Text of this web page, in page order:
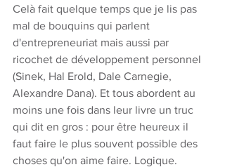
Celà fait quelque temps que je lis pas
mal de bouquins qui parlent
d'entrepreneuriat mais aussi par
ricochet de développement personnel
(Sinek, Hal Erold, Dale Carnegie,
Alexandre Dana). Et tous abordent au
moins une fois dans leur livre un truc
qui dit en gros : pour être heureux il
faut faire le plus souvent possible des
choses qu'on aime faire. Logique.